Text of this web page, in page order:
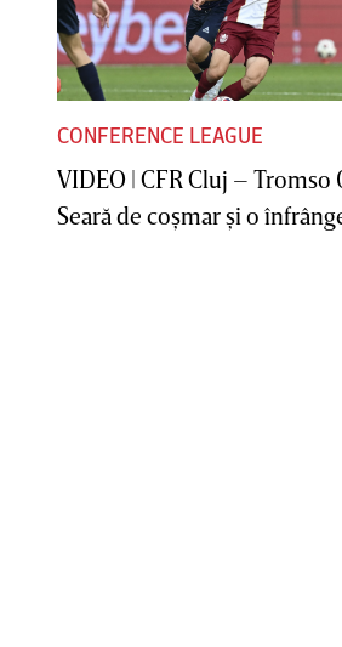
CONFERENCE LEAGUE
VIDEO | CFR Cluj – Tromso
Seară de coşmar şi o